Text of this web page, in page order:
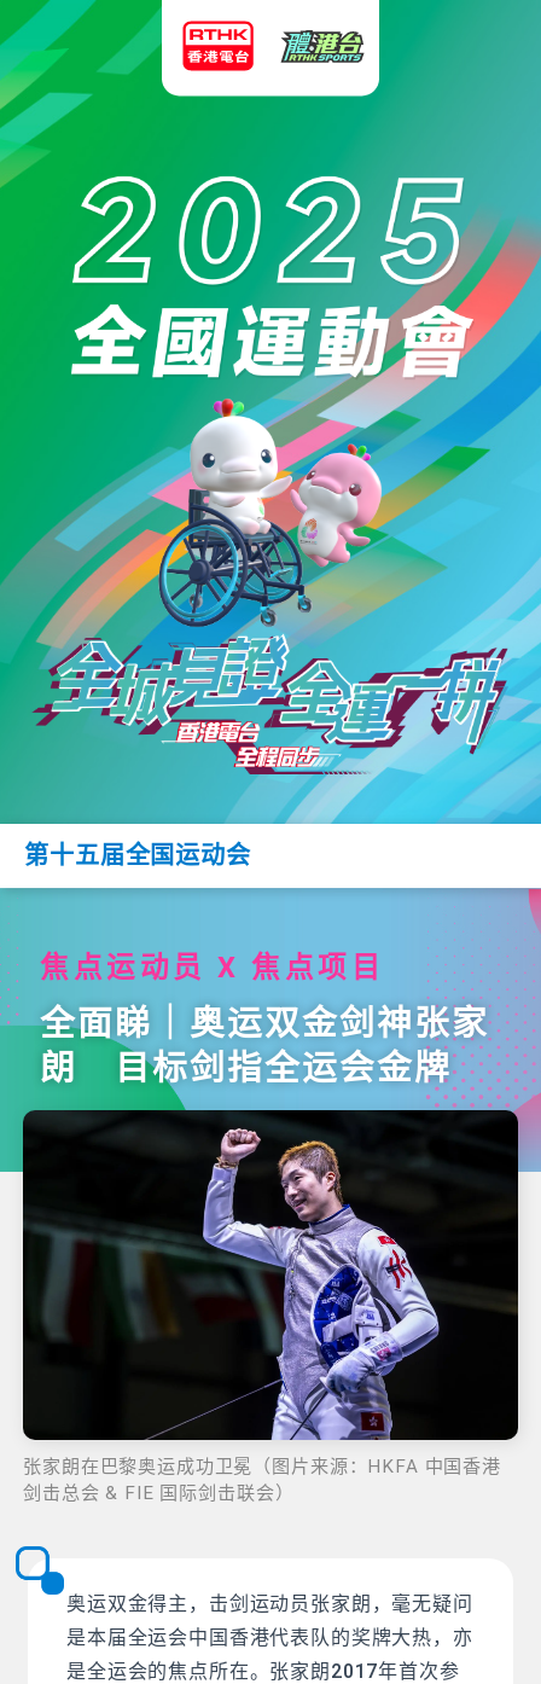
第十五届全国运动会
焦点运动员 X 焦点项目
全面睇｜奥运双金剑神张家
朗 目标剑指全运会金牌
张家朗在巴黎奥运成功卫冕（图片来源：HKFA 中国香港
剑击总会 & FIE 国际剑击联会）
奥运双金得主，击剑运动员张家朗，毫无疑问
是本届全运会中国香港代表队的奖牌大热，亦
是全运会的焦点所在。张家朗2017年首次参